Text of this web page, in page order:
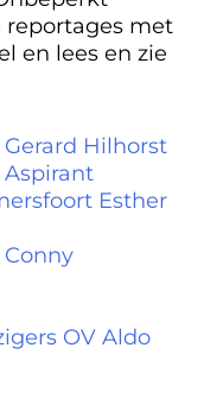
reportages met
en lees en zie
Hilhorst
Esther
OV Aldo